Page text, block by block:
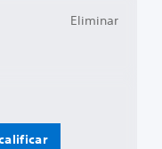
Eliminar